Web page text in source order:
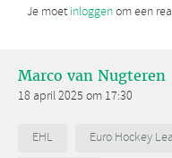
Je moet inloggenom een
Marco van Nugteren
18 april 2025 om 17:30
EHL Euro Hockey